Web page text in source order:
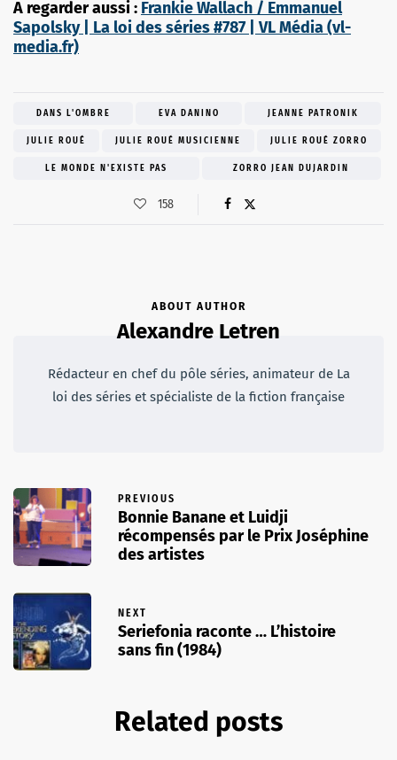
A regarder aussi : Frankie Wallach / Emmanuel
Sapolsky | La loi des séries #787 | VL Média (vl-
media.fr)
DANS L'OMBRE EVA DANINO JEANNE PATRONIK
JULIE ROUÉ JULIE ROUÉ MUSICIENNE JULIE ROUÉ ZORRO
LE MONDE N'EXISTE PAS ZORRO JEAN DUJARDIN
158
ABOUT AUTHOR
Alexandre Letren
Rédacteur en chef du pôle séries, animateur de La
loi des séries et spécialiste de la fiction française
PREVIOUS
Bonnie Banane et Luidji
récompensés par le Prix Joséphine
des artistes
NEXT
Seriefonia raconte … L’histoire
sans fin (1984)
Related posts